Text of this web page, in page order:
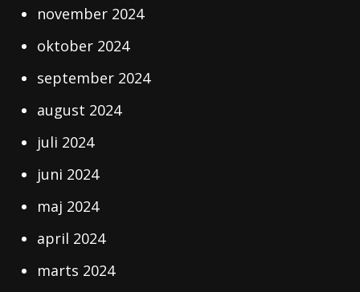
november 2024
oktober 2024
september 2024
august 2024
juli 2024
juni 2024
maj 2024
april 2024
marts 2024